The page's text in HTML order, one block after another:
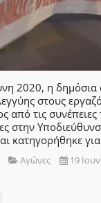
2020, η δημόσια
στους
από τις συνέπειες
στην
κατηγορήθηκε για
Αγώνες 19